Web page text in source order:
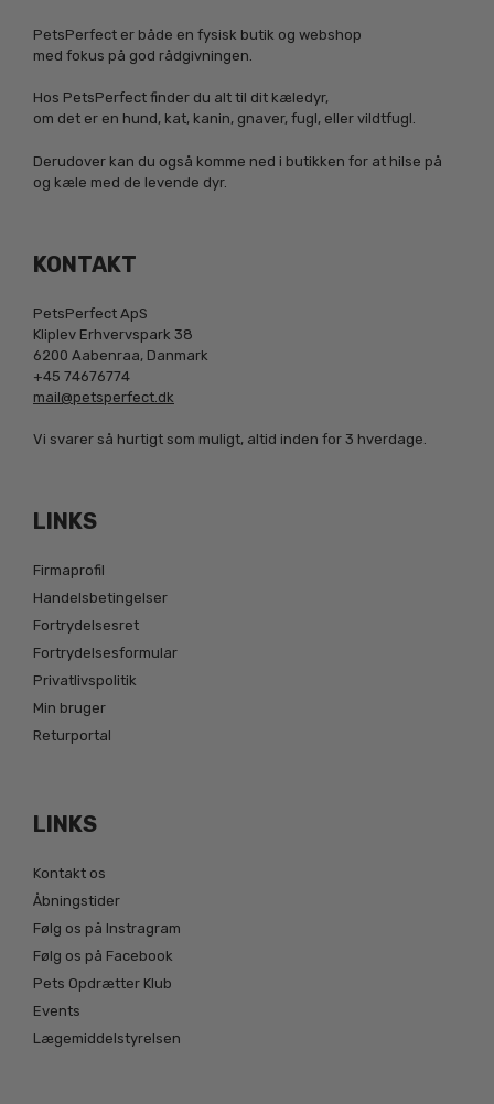
PetsPerfect er både en fysisk butik og webshop
med fokus på god rådgivningen.
Hos PetsPerfect finder du alt til dit kæledyr,
om det er en hund, kat, kanin, gnaver, fugl, eller vildtfugl.
Derudover kan du også komme ned i butikken for at hilse på
og kæle med de levende dyr.
KONTAKT
PetsPerfect ApS
Kliplev Erhvervspark 38
6200 Aabenraa, Danmark
+45 74676774
mail@petsperfect.dk
Vi svarer så hurtigt som muligt, altid inden for 3 hverdage.
LINKS
Firmaprofil
Handelsbetingelser
Fortrydelsesret
Fortrydelsesformular
Privatlivspolitik
Min bruger
Returportal
LINKS
Kontakt os
Åbningstider
Følg os på Instragram
Følg os på Facebook
Pets Opdrætter Klub
Events
Lægemiddelstyrelsen